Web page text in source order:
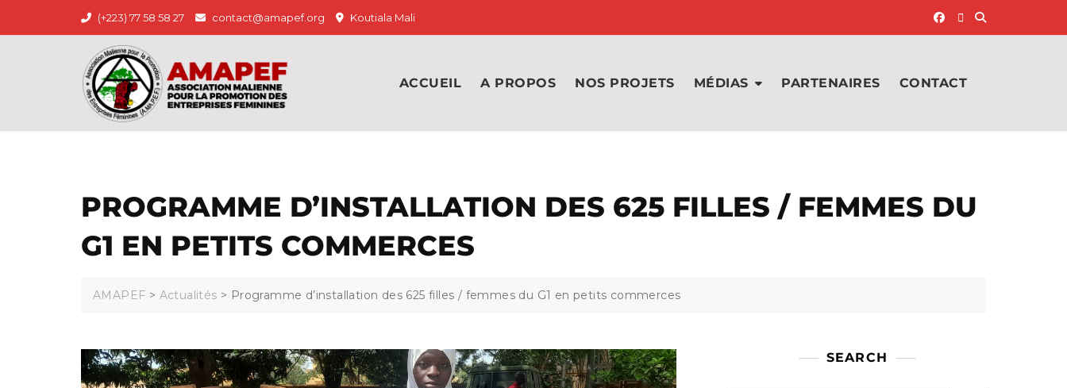
(+223) 77 58 58 27 contact@amapef.org Koutiala Mali
ACCUEIL A PROPOS NOS PROJETS MÉDIAS PARTENAIRES CONTACT
PROGRAMME D’INSTALLATION DES 625 FILLES / FEMMES DU
G1 EN PETITS COMMERCES
AMAPEF > Actualités > Programme d’installation des 625 filles / femmes du G1 en petits commerces
SEARCH